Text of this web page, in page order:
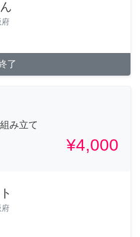
府
了
み立て
¥4,000
府